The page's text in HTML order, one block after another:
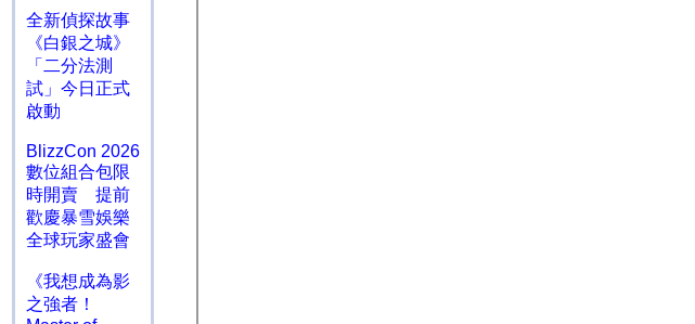
全新偵探故事
《白銀之城》
「二分法測
試」今日正式
啟動
BlizzCon 2026
數位組合包限
時開賣 提前
歡慶暴雪娛樂
全球玩家盛會
《我想成為影
之強者！